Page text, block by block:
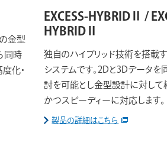
金型
同時
化・
EXCESS-HYBRIDⅡ /
HYBRIDⅡ
独自のハイブリッド技術を搭載
システムです。2Dと3Dデータを
討を可能とし金型設計に対して
かつスピーディーに対応します。
製品の詳細はこちら